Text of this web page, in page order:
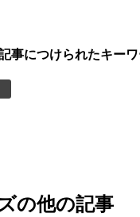
事につけられたキー
の他の記事